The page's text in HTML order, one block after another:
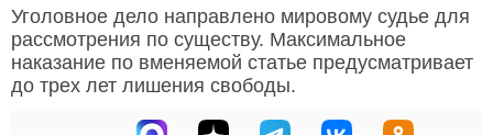
Уголовное дело направлено мировому судье для
рассмотрения по существу. Максимальное
наказание по вменяемой статье предусматривает
до трех лет лишения свободы.